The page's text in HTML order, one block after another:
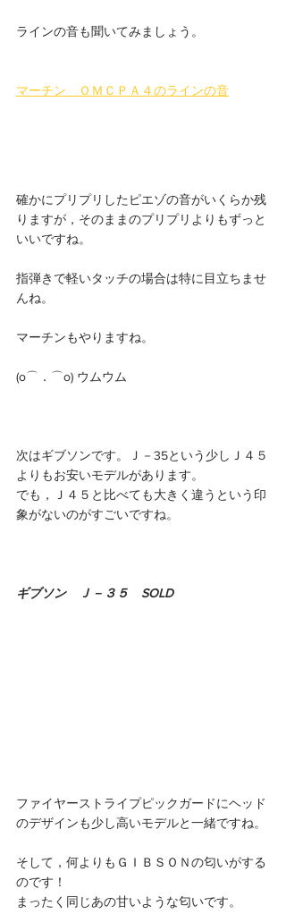
ラインの音も聞いてみましょう。
マーチン　ＯＭＣＰＡ４のラインの音
確かにプリプリしたピエゾの音がいくらか残
りますが，そのままのプリプリよりもずっと
いいですね。
指弾きで軽いタッチの場合は特に目立ちませ
んね。
マーチンもやりますね。
(o⌒．⌒o) ウムウム
次はギブソンです。Ｊ－35という少しＪ４５
よりもお安いモデルがあります。
でも，Ｊ４５と比べても大きく違うという印
象がないのがすごいですね。
ギブソン　Ｊ－３５　SOLD
ファイヤーストライプピックガードにヘッド
のデザインも少し高いモデルと一緒ですね。
そして，何よりもＧＩＢＳＯＮの匂いがする
のです！
まったく同じあの甘いような匂いです。